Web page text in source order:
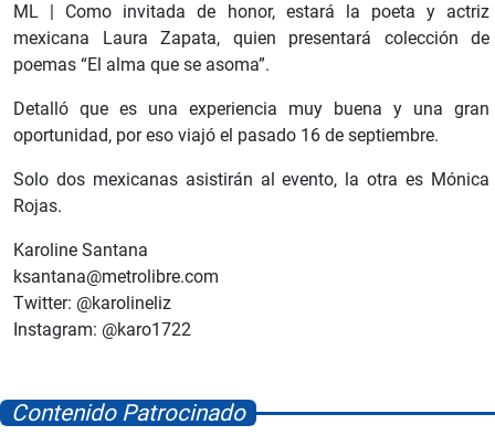
ML | Como invitada de honor, estará la poeta y actriz
mexicana Laura Zapata, quien presentará colección de
poemas “El alma que se asoma”.
Detalló que es una experiencia muy buena y una gran
oportunidad, por eso viajó el pasado 16 de septiembre.
Solo dos mexicanas asistirán al evento, la otra es Mónica
Rojas.
Karoline Santana
ksantana@metrolibre.com
Twitter: @karolineliz
Instagram: @karo1722
Contenido Patrocinado